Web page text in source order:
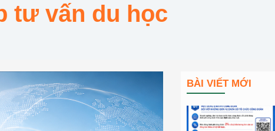
tư vấn du học
BÀI VIẾT MỚI